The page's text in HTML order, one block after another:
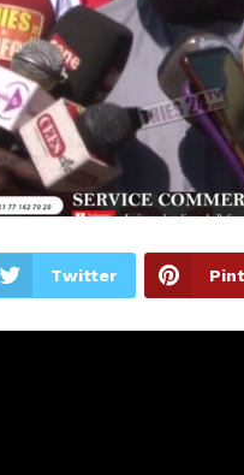
Twitter